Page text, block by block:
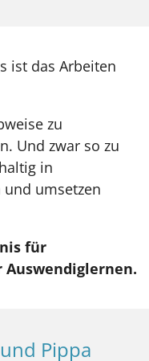
ist das Arbeiten
zu
Und zwar so zu
in
umsetzen
für
Auswendiglernen.
Pippa